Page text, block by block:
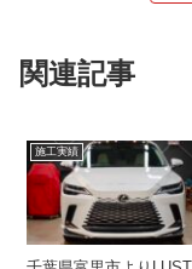
関連記事
施工実績